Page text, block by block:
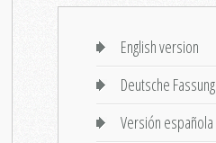
English version
Deutsche Fassung
Versión española